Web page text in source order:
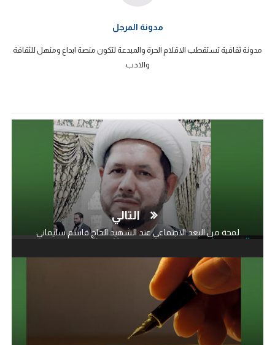
مدونة المرجل
مدونة ثقافية تستقطب الاقلام الحرة والمبدعة لتكون منصة ابداع ومنهل للثقافة
والادب
التالي
لمحة من البعد الاجتماعي عند الشهيد الحاج قاسم سليماني